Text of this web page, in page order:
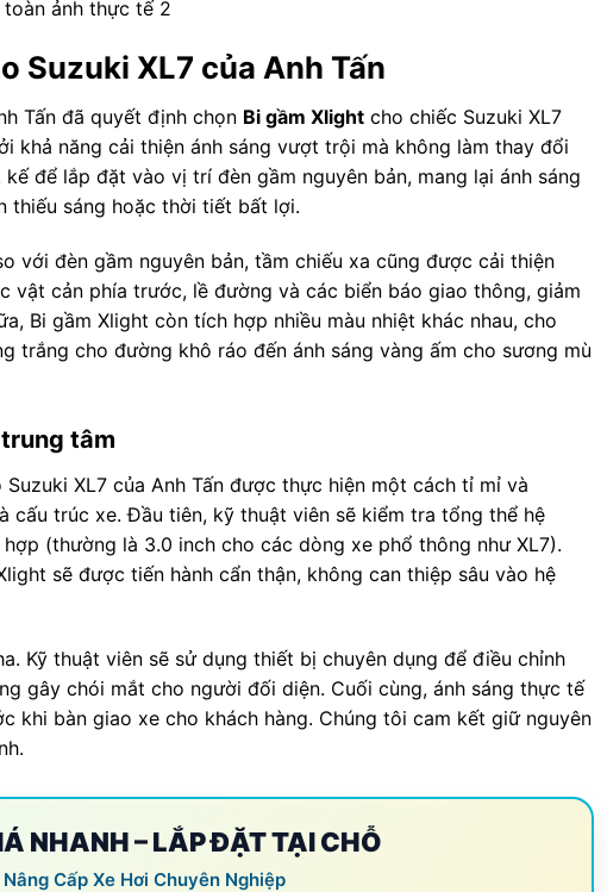
Suzuki XL7 của Anh Tấn
Tấn đã quyết định chọn Bi gầm Xlight cho chiếc Suzuki XL7
năng cải thiện ánh sáng vượt trội mà không làm thay đổi
để lắp đặt vào vị trí đèn gầm nguyên bản, mang lại ánh sáng
thiếu sáng hoặc thời tiết bất lợi.
với đèn gầm nguyên bản, tầm chiếu xa cũng được cải thiện
vật cản phía trước, lề đường và các biển báo giao thông, giảm
Bi gầm Xlight còn tích hợp nhiều màu nhiệt khác nhau, cho
trắng cho đường khô ráo đến ánh sáng vàng ấm cho sương mù
tâm
XL7 của Anh Tấn được thực hiện một cách tỉ mỉ và
trúc xe. Đầu tiên, kỹ thuật viên sẽ kiểm tra tổng thể hệ
(thường là 3.0 inch cho các dòng xe phổ thông như XL7).
sẽ được tiến hành cẩn thận, không can thiệp sâu vào hệ
Kỹ thuật viên sẽ sử dụng thiết bị chuyên dụng để điều chỉnh
gây chói mắt cho người đối diện. Cuối cùng, ánh sáng thực tế
khi bàn giao xe cho khách hàng. Chúng tôi cam kết giữ nguyên
NHANH – LẮP ĐẶT TẠI CHỖ
Cấp Xe Hơi Chuyên Nghiệp